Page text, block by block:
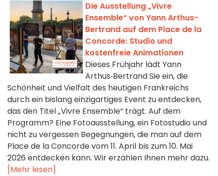
Die Ausstellung „Vivre
Ensemble“ von Yann Arthus-
Bertrand auf dem Place de la
Concorde: Studio und
kostenfreie Animationen
Dieses Frühjahr lädt Yann
Arthus‑Bertrand Sie ein, die
Schönheit und Vielfalt des heutigen Frankreichs
durch ein bislang einzigartiges Event zu entdecken,
das den Titel „Vivre Ensemble“ trägt. Auf dem
Programm? Eine Fotoausstellung, ein Fotostudio und
nicht zu vergessen Begegnungen, die man auf dem
Place de la Concorde vom 11. April bis zum 10. Mai
2026 entdecken kann. Wir erzählen Ihnen mehr dazu.
[Mehr lesen]